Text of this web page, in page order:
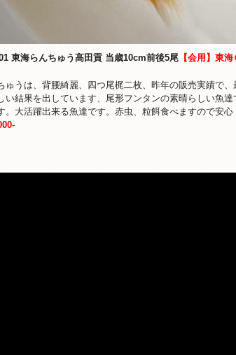
東海らんちゅう高田貢 当歳10cm前後5尾 【会用】東
ゅうは、背腰綺麗、四つ尾梶二枚、昨年の販売実績で
い結果を出しています、尾形フンタンの素晴らしい魚
。大活躍出来る魚達です。赤虫、粒餌食べますので安心